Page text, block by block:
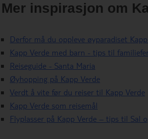
Mer inspirasjon om
Derfor må du oppleve øyparadiset
Kapp Verde med barn - tips til
Reiseguide - Santa Maria
Øyhopping på Kapp Verde
Verdt å vite før du reiser til Kapp Verde
Kapp Verde som reisemål
Flyplasser på Kapp Verde – tips til Sal